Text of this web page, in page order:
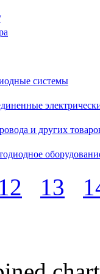
системы
и других
12 13